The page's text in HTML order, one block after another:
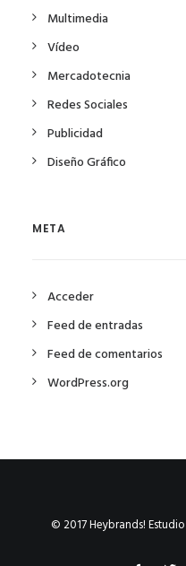
Multimedia
Vídeo
Mercadotecnia
Redes Sociales
Publicidad
Diseño Gráfico
META
Acceder
Feed de entradas
Feed de comentarios
WordPress.org
© 2017 Heybrands!